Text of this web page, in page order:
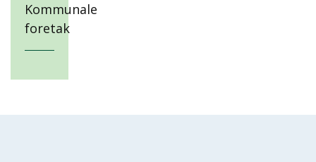
Kommunale
foretak